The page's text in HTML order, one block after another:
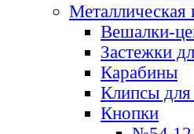
Металлическая
Вешалки-
Застежки
Карабины
Клипсы
Кнопки